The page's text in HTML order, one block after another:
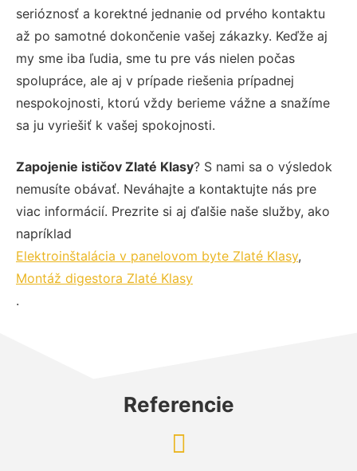
serióznosť a korektné jednanie od prvého kontaktu
až po samotné dokončenie vašej zákazky. Keďže aj
my sme iba ľudia, sme tu pre vás nielen počas
spolupráce, ale aj v prípade riešenia prípadnej
nespokojnosti, ktorú vždy berieme vážne a snažíme
sa ju vyriešiť k vašej spokojnosti.
Zapojenie ističov Zlaté Klasy? S nami sa o výsledok
nemusíte obávať. Neváhajte a kontaktujte nás pre
viac informácií. Prezrite si aj ďalšie naše služby, ako
napríklad
Elektroinštalácia v panelovom byte Zlaté Klasy,
Montáž digestora Zlaté Klasy
.
Referencie